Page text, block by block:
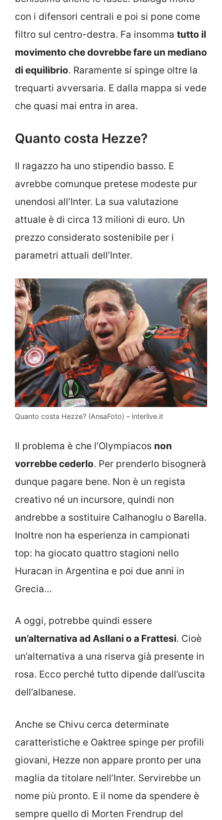
con i difensori centrali e poi si pone come
filtro sul centro-destra. Fa insomma tutto il
movimento che dovrebbe fare un mediano
di equilibrio. Raramente si spinge oltre la
trequarti avversaria. E dalla mappa si vede
che quasi mai entra in area.
Quanto costa Hezze?
Il ragazzo ha uno stipendio basso. E
avrebbe comunque pretese modeste pur
unendosi all’Inter. La sua valutazione
attuale è di circa 13 milioni di euro. Un
prezzo considerato sostenibile per i
parametri attuali dell’Inter.
Quanto costa Hezze? (AnsaFoto) – interlive.it
Il problema è che l’Olympiacos non
vorrebbe cederlo. Per prenderlo bisognerà
dunque pagare bene. Non è un regista
creativo né un incursore, quindi non
andrebbe a sostituire Calhanoglu o Barella.
Inoltre non ha esperienza in campionati
top: ha giocato quattro stagioni nello
Huracan in Argentina e poi due anni in
Grecia…
A oggi, potrebbe quindi essere
un’alternativa ad Asllani o a Frattesi. Cioè
un’alternativa a una riserva già presente in
rosa. Ecco perché tutto dipende dall’uscita
dell’albanese.
Anche se Chivu cerca determinate
caratteristiche e Oaktree spinge per profili
giovani, Hezze non appare pronto per una
maglia da titolare nell’Inter. Servirebbe un
nome più pronto. E il nome da spendere è
sempre quello di Morten Frendrup del